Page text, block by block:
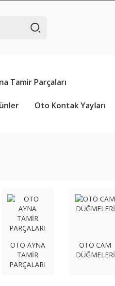
Tamir Parçaları
Oto Kontak Yayları
OTO AYNA
TAMİR
PARÇALARI
OTO CAM
DÜĞMELERİ